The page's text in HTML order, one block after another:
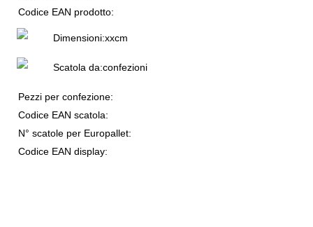
Codice EAN prodotto:
Dimensioni:xxcm
Scatola da:confezioni
Pezzi per confezione:
Codice EAN scatola:
N° scatole per Europallet:
Codice EAN display: